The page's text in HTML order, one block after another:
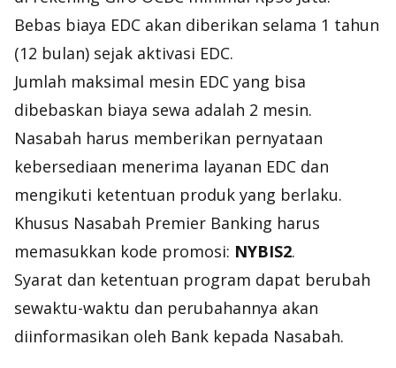
Bebas biaya EDC akan diberikan selama 1 tahun
(12 bulan) sejak aktivasi EDC.
Jumlah maksimal mesin EDC yang bisa
dibebaskan biaya sewa adalah 2 mesin.
Nasabah harus memberikan pernyataan
kebersediaan menerima layanan EDC dan
mengikuti ketentuan produk yang berlaku.
Khusus Nasabah Premier Banking harus
memasukkan kode promosi: NYBIS2.
Syarat dan ketentuan program dapat berubah
sewaktu-waktu dan perubahannya akan
diinformasikan oleh Bank kepada Nasabah.